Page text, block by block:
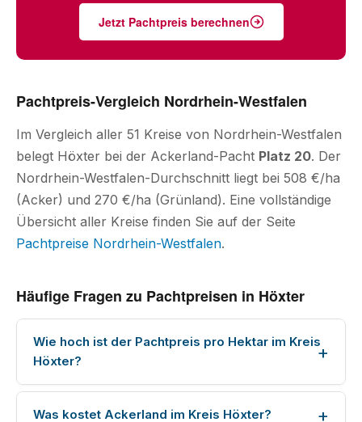
Jetzt Pachtpreis berechnen
Pachtpreis-Vergleich Nordrhein-Westfalen
Im Vergleich aller 51 Kreise von Nordrhein-Westfalen
belegt Höxter bei der Ackerland-Pacht Platz 20. Der
Nordrhein-Westfalen-Durchschnitt liegt bei 508 €/ha
(Acker) und 270 €/ha (Grünland). Eine vollständige
Übersicht aller Kreise finden Sie auf der Seite
Pachtpreise Nordrhein-Westfalen.
Häufige Fragen zu Pachtpreisen in Höxter
Wie hoch ist der Pachtpreis pro Hektar im Kreis
Höxter?
Was kostet Ackerland im Kreis Höxter?